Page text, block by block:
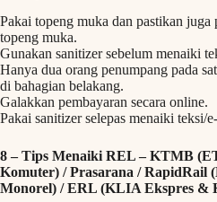
Pakai topeng muka dan pastikan juga
topeng muka.
Gunakan sanitizer sebelum menaiki
Hanya dua orang penumpang pada
di bahagian belakang.
Galakkan pembayaran secara online.
Pakai sanitizer selepas menaiki teksi/
8 –Tips Menaiki REL – KTMB
Komuter) / Prasarana / RapidRail
Monorel) / ERL (KLIA Ekspres &